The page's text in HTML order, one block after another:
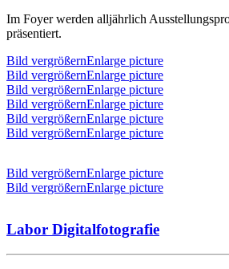
Im Foyer werden alljährlich
präsentiert.
Bild vergrößernEnlarge picture
Bild vergrößernEnlarge picture
Bild vergrößernEnlarge picture
Bild vergrößernEnlarge picture
Bild vergrößernEnlarge picture
Bild vergrößernEnlarge picture
Bild vergrößernEnlarge picture
Bild vergrößernEnlarge picture
Labor Digitalfotografie